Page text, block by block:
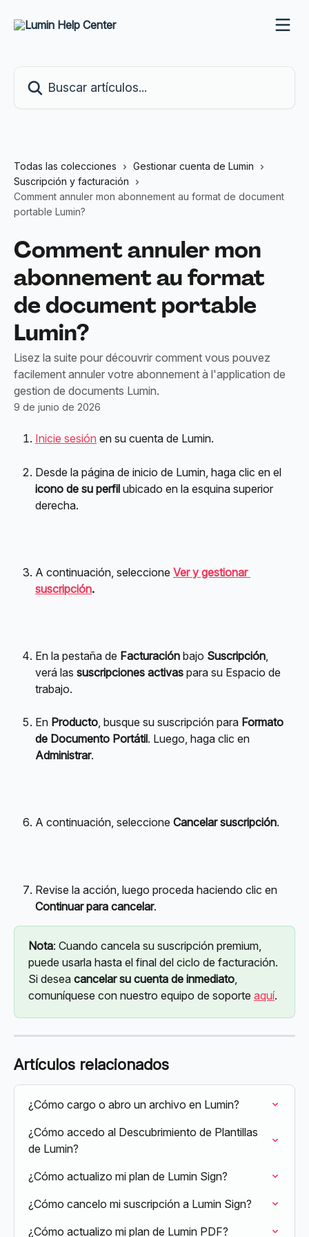
Todas las colecciones
Gestionar cuenta de Lumin
Suscripción y facturación
Comment annuler mon abonnement au format de document
portable Lumin?
Comment annuler mon
abonnement au format
de document portable
Lumin?
Lisez la suite pour découvrir comment vous pouvez
facilement annuler votre abonnement à l'application de
gestion de documents Lumin.
9 de junio de 2026
Inicie sesión en su cuenta de Lumin.
Desde la página de inicio de Lumin, haga clic en el
icono de su perfil ubicado en la esquina superior
derecha.
A continuación, seleccione Ver y gestionar
suscripción.
En la pestaña de Facturación bajo Suscripción
verá las suscripciones activas para su Espacio de
trabajo.
En Producto, busque su suscripción para Formato
de Documento Portátil. Luego, haga clic en
Administrar.
A continuación, seleccione Cancelar suscripción.
Revise la acción, luego proceda haciendo clic en
Continuar para cancelar.
Nota: Cuando cancela su suscripción premium,
puede usarla hasta el final del ciclo de facturación.
Si desea cancelar su cuenta de inmediato
comuníquese con nuestro equipo de soporte aquí.
Artículos relacionados
¿Cómo cargo o abro un archivo en Lumin?
¿Cómo accedo al Descubrimiento de Plantillas
de Lumin?
¿Cómo actualizo mi plan de Lumin Sign?
¿Cómo cancelo mi suscripción a Lumin Sign?
¿Cómo actualizo mi plan de Lumin PDF?